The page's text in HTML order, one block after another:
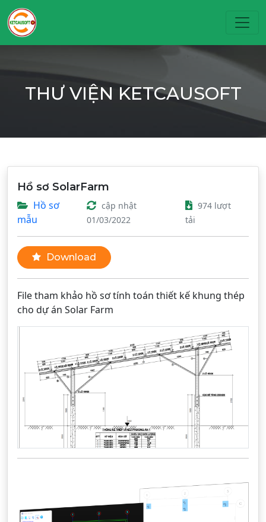
THƯ VIỆN KETCAUSOFT
Hồ sơ SolarFarm
Hồ sơ
mẫu
cập nhật
01/03/2022
974 lượt
tải
Download
File tham khảo hồ sơ tính toán thiết kế khung thép
cho dự án Solar Farm